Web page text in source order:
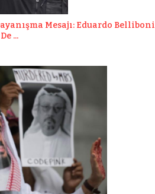
Mesajı: Eduardo Belliboni
...